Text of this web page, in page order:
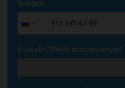
Телефон*
Russia
+7
В какой СТРАНЕ хотите учиться?*